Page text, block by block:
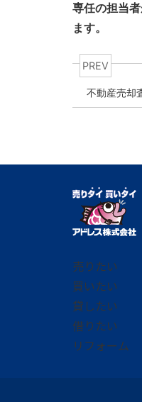
専任の担当
ます。
PREV
不動産売却
売りたい
買いたい
貸したい
借りたい
リフォーム